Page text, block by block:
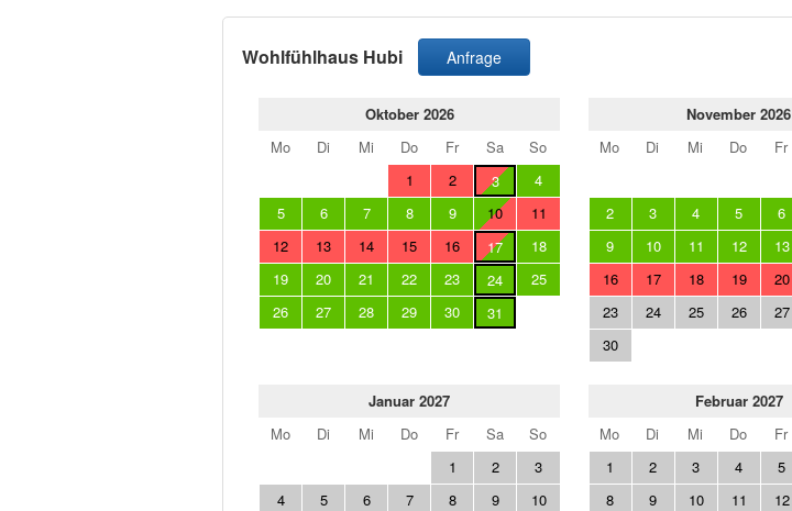
Wohlfühlhaus Hubi Anfrage
Oktober 2026
Mo
Di Mi Do Fr Sa
So
1
2 3
4
5
6 7 8 9 10
11
12
13 14 15 16 17
18
19
20 21 22 23 24
25
26
27 28 29 30 31
November 2026
Mo
Di Mi Do Fr
2
3 4 5 6
9
10 11 12 13
16
17 18 19 20
23
24 25 26 27
30
Januar 2027
Mo
Di Mi Do Fr Sa
So
1
2
3
4
5 6 7 8 9
10
Februar 2027
Mo
Di Mi Do Fr
1
2 3 4 5
8
9 10 11 12